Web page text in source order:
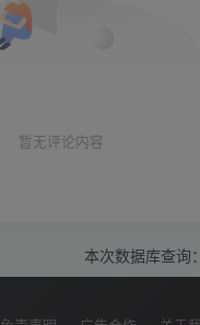
暂无评论内容
本次数据库查询